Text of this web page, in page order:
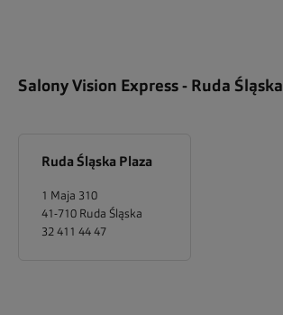
Salony Vision Express - Ruda Śląska
Ruda Śląska Plaza
1 Maja 310
41-710 Ruda Śląska
32 411 44 47